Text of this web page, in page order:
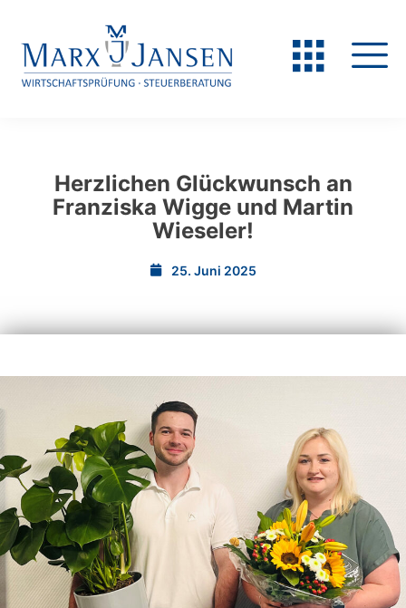
Herzlichen Glückwunsch an
Franziska Wigge und Martin
Wieseler!
25. Juni 2025